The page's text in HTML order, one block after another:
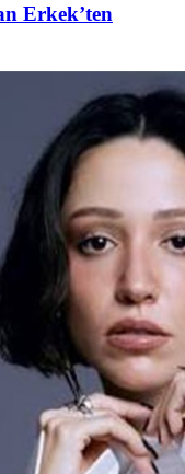
Erkek’ten